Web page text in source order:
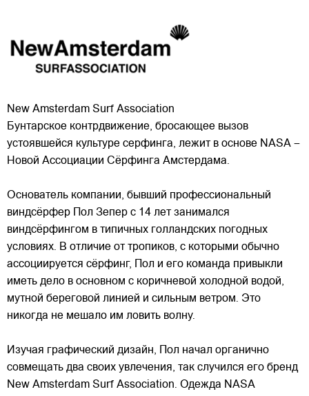
New Amsterdam Surf Association
Бунтарское контрдвижение, бросающее вызов
устоявшейся культуре серфинга, лежит в основе NASA –
Новой Ассоциации Сёрфинга Амстердама.
Основатель компании, бывший профессиональный
виндсёрфер Пол Зепер с 14 лет занимался
виндсёрфингом в типичных голландских погодных
условиях. В отличие от тропиков, с которыми обычно
ассоциируется сёрфинг, Пол и его команда привыкли
иметь дело в основном с коричневой холодной водой,
мутной береговой линией и сильным ветром. Это
никогда не мешало им ловить волну.
Изучая графический дизайн, Пол начал органично
совмещать два своих увлечения, так случился его бренд
New Amsterdam Surf Association. Одежда NASA